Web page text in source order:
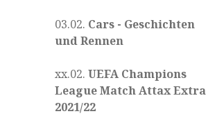
03.02. Cars - Geschichten
und Rennen
xx.02.UEFA Champions
League Match Attax Extra
2021/22